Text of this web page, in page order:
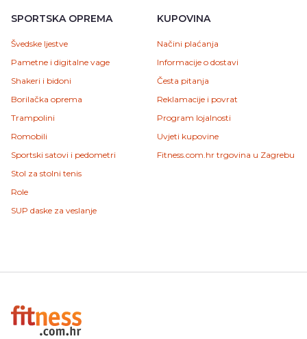
SPORTSKA OPREMA
Švedske ljestve
Pametne i digitalne vage
Shakeri i bidoni
Borilačka oprema
Trampolini
Romobili
Sportski satovi i pedometri
Stol za stolni tenis
Role
SUP daske za veslanje
KUPOVINA
Načini plaćanja
Informacije o dostavi
Česta pitanja
Reklamacije i povrat
Program lojalnosti
Uvjeti kupovine
Fitness.com.hr trgovina u Zagrebu